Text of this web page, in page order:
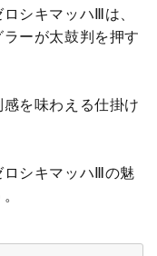
シキマッハⅢは、
ーが太鼓判を押す
を味わえる仕掛け
ロシキマッハⅢの魅